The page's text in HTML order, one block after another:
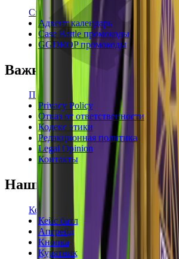
Свежие промокоды
Адвент календарь
Case Battle промокоды
GGDROP промокоды
Важная информация
Пользовательское соглашение
Privacy Policy
Отказ от ответственности
Кодекс этики
Редакционная политика
Legal Opinion
Контакты
Наши режимы
Кейсы
Кейс батл
Апгрейд
Кнопка
Курятник